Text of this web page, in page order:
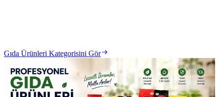
Gıda Ürünleri Kategorisini Gör